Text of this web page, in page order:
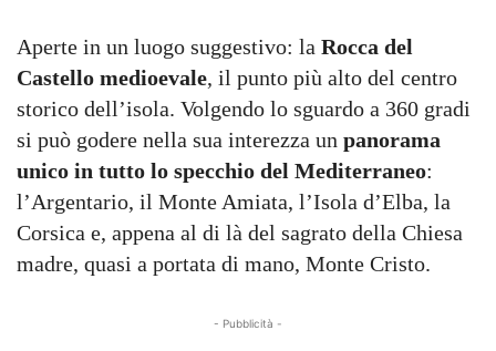
Aperte in un luogo suggestivo: la Rocca del
Castello medioevale, il punto più alto del centro
storico dell’isola. Volgendo lo sguardo a 360 gradi
si può godere nella sua interezza un panorama
unico in tutto lo specchio del Mediterraneo:
l’Argentario, il Monte Amiata, l’Isola d’Elba, la
Corsica e, appena al di là del sagrato della Chiesa
madre, quasi a portata di mano, Monte Cristo.
- Pubblicità -